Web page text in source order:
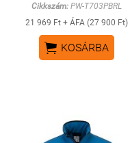
Cikkszám: PW-T703PBRL
21 969 Ft + ÁFA (27 900 Ft)
 KOSÁRBA